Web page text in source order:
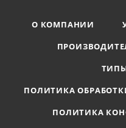
О КОМПАНИИ
ПОЛИТИКА
ПОЛИТИКА